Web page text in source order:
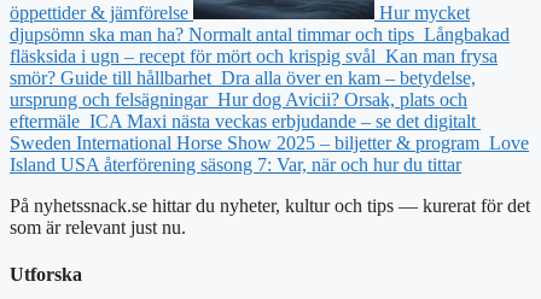
öppettider & jämförelse
Hur mycket
djupsömn ska man ha? Normalt antal timmar och tips Långbakad
fläsksida i ugn – recept för mört och krispig svål Kan man frysa
smör? Guide till hållbarhet Dra alla över en kam – betydelse,
ursprung och felsägningar Hur dog Avicii? Orsak, plats och
eftermäle ICA Maxi nästa veckas erbjudande – se det digitalt
Sweden International Horse Show 2025 – biljetter & program Love
Island USA återförening säsong 7: Var, när och hur du tittar
På nyhetssnack.se hittar du nyheter, kultur och tips — kurerat för det
som är relevant just nu.
Utforska